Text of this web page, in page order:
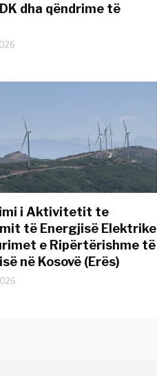
dha qëndrime të
i Aktivitetit te
të Energjisë Elektrike
e Ripërtërishme të
në Kosovë (Erës)